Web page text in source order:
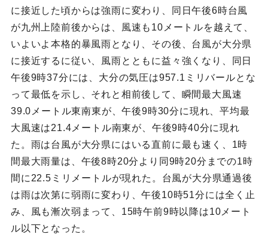
に接近した頃からは強雨に変わり、同日午後6時台風
が九州上陸前後からは、風速も10メートルを越えて、
いよいよ本格的暴風雨となり、その後、台風が大分県
に接近するに従い、風雨とともに益々強くなり、同日
午後9時37分には、大分の気圧は957.1ミリバールとな
って最低を示し、それと相前後して、瞬間最大風速
39.0メートル東南東が、午後9時30分に現れ、平均最
大風速は21.4メートル南東が、午後9時40分に現れ
た。雨は台風が大分県にはいる直前に最も速く、1時
間最大雨量は、午後8時20分より同9時20分までの1時
間に22.5ミリメートルが現れた。台風が大分県通過後
は雨は次第に弱雨に変わり、午後10時51分には全く止
み、風も漸次弱まって、15時午前9時以降は10メート
ル以下となった。